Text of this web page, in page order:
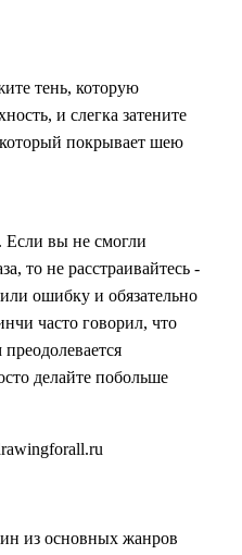
тень, которую
и слегка затените
покрывает шею
вы не смогли
то не расстраивайтесь -
ошибку и обязательно
часто говорил, что
делайте побольше
основных жанров